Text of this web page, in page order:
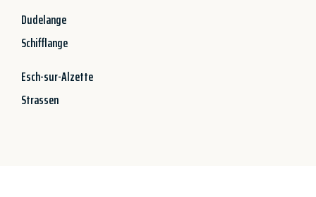
Dudelange
Schifflange
Esch-sur-Alzette
Strassen